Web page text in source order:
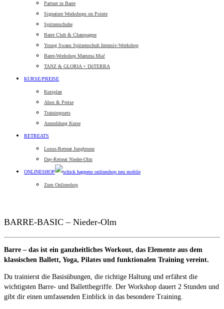
Partner in Barre
Signature Workshops on Pointe
Spitzenschuhe
Barre Club & Champagne
Young Swans Spitzenschuh Intensiv-Workshop
Barre-Workshop Mamma Mia!
TANZ & GLORIA × DōTERRA
KURSE/PREISE
Kursplan
Abos & Preise
Trainingssets
Anmeldung Kurse
RETREATS
Luxus-Retreat Jungbrunn
Day-Retreat Nieder-Olm
ONLINESHOP
Zum Onlineshop
BARRE-BASIC – Nieder-Olm
Barre – das ist ein ganzheitliches Workout, das Elemente aus dem
klassischen Ballett, Yoga, Pilates und funktionalen Training vereint.
Du trainierst die Basisübungen, die richtige Haltung und erfährst die
wichtigsten Barre- und Ballettbegriffe. Der Workshop dauert 2 Stunden und
gibt dir einen umfassenden Einblick in das besondere Training.